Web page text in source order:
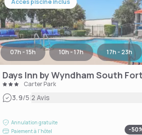
Accès piscine inclus
07h - 15h 10h - 17h 17h - 23h
Days Inn by Wyndham South
Carter Park
3.9/5|2 Avis
Annulation gratuite
Paiement à l'hôtel
-50